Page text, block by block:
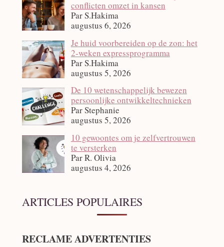
conflicten omzet in kansen
Par S.Hakima
augustus 6, 2026
Je huid voorbereiden op de zon: het
2‑weken expressprogramma
Par S.Hakima
augustus 5, 2026
De 10 wetenschappelijk bewezen
persoonlijke ontwikkeltechnieken
Par Stephanie
augustus 5, 2026
10 gewoontes om je zelfvertrouwen
te versterken
Par R. Olivia
augustus 4, 2026
ARTICLES POPULAIRES
RECLAME ADVERTENTIES